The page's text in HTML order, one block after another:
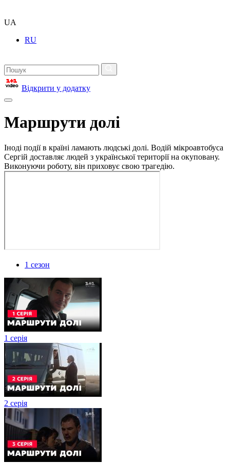
UA
RU
Відкрити у додатку
Маршрути долі
Іноді події в країні ламають людські долі. Водій мікроавтобуса
Сергій доставляє людей з української території на окуповану.
Виконуючи роботу, він приховує свою трагедію.
1 сезон
1 серія
2 серія